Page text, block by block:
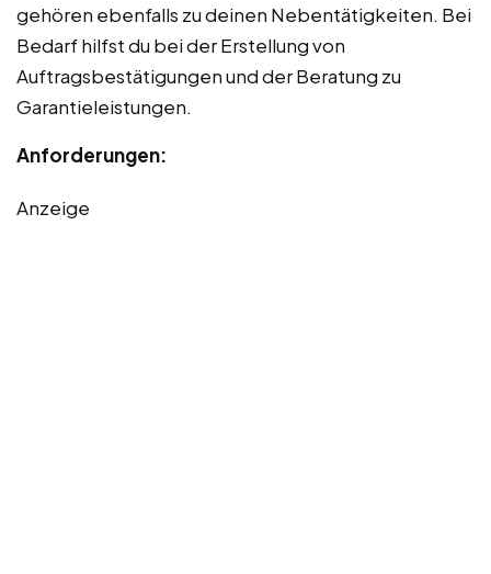
gehören ebenfalls zu deinen Nebentätigkeiten. Bei
Bedarf hilfst du bei der Erstellung von
Auftragsbestätigungen und der Beratung zu
Garantieleistungen.
Anforderungen:
Anzeige